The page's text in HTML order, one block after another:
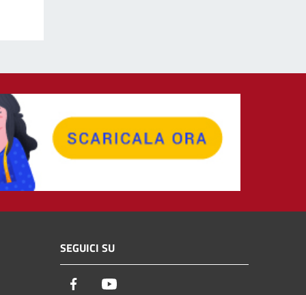
SEGUICI SU
Facebook